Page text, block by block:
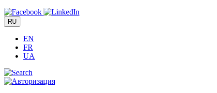
RU
EN
FR
UA